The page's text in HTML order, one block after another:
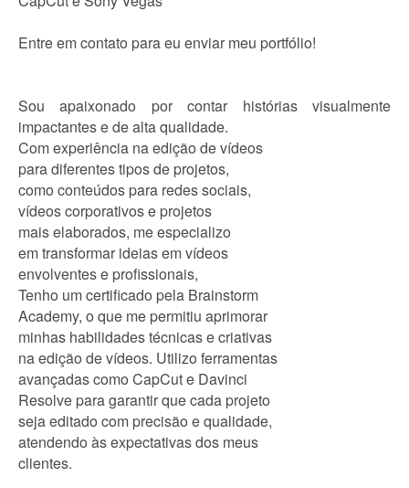
Entre em contato para eu enviar meu portfólio!
Sou apaixonado por contar histórias visualmente
impactantes e de alta qualidade.
Com experiência na edição de vídeos
para diferentes tipos de projetos,
como conteúdos para redes sociais,
vídeos corporativos e projetos
mais elaborados, me especializo
em transformar ideias em vídeos
envolventes e profissionais,
Tenho um certificado pela Brainstorm
Academy, o que me permitiu aprimorar
minhas habilidades técnicas e criativas
na edição de vídeos. Utilizo ferramentas
avançadas como CapCut e Davinci
Resolve para garantir que cada projeto
seja editado com precisão e qualidade,
atendendo às expectativas dos meus
clientes.